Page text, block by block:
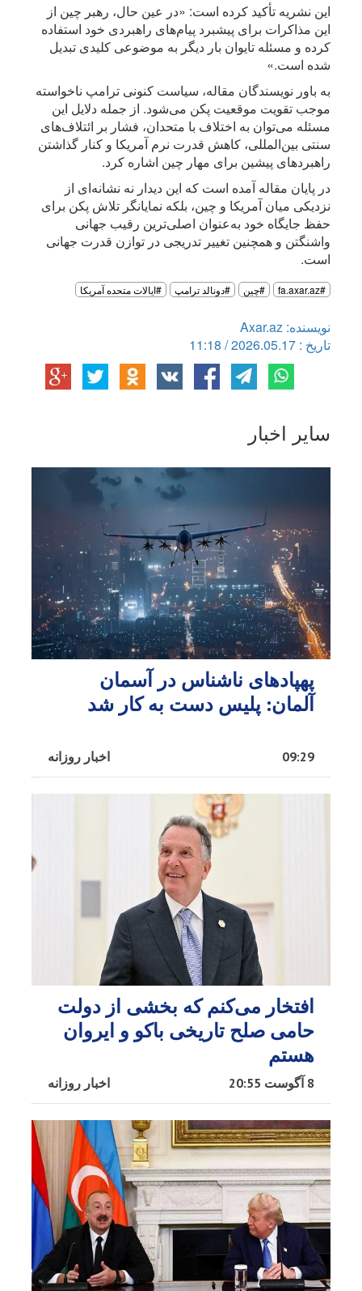
این نشریه تأکید کرده است: «در عین حال، رهبر چین از
این مذاکرات برای پیشبرد پیام‌های راهبردی خود استفاده
کرده و مسئله تایوان بار دیگر به موضوعی کلیدی تبدیل
شده است.»
به باور نویسندگان مقاله، سیاست کنونی ترامپ ناخواسته
موجب تقویت موقعیت پکن می‌شود. از جمله دلایل این
مسئله می‌توان به اختلاف با متحدان، فشار بر ائتلاف‌های
سنتی بین‌المللی، کاهش قدرت نرم آمریکا و کنار گذاشتن
راهبردهای پیشین برای مهار چین اشاره کرد.
در پایان مقاله آمده است که این دیدار نه نشانه‌ای از
نزدیکی میان آمریکا و چین، بلکه نمایانگر تلاش پکن برای
حفظ جایگاه خود به‌عنوان اصلی‌ترین رقیب جهانی
واشنگتن و همچنین تغییر تدریجی در توازن قدرت جهانی
است.
#fa.axar.az #چین #دونالد ترامپ #ایالات متحده آمریکا
نویسنده: Axar.az
تاریخ : 2026.05.17 / 11:18
سایر اخبار
پهپادهای ناشناس در آسمان
آلمان: پلیس دست به کار شد
اخبار روزانه 09:29
افتخار می‌کنم که بخشی از دولت
حامی صلح تاریخی باکو و ایروان
هستم
اخبار روزانه 8 آگوست 20:55